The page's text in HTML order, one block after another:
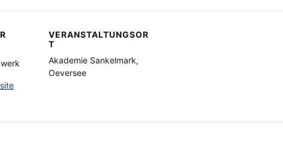
VERANSTALTUNGSOR
T
Akademie Sankelmark,
Oeversee